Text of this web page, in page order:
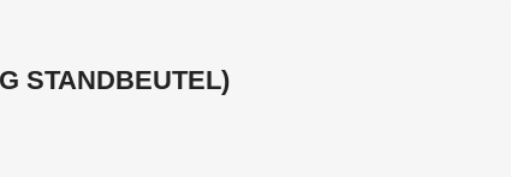
STANDBEUTEL)